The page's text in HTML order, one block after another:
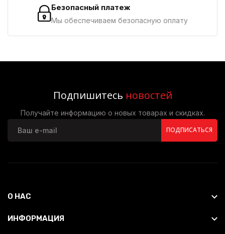
Безопасный платеж
Мы обеспечиваем безопасную оплату
Подпишитесь новостей
Получайте информацию о новых товарах и скидках.
ПОДПИСАТЬСЯ
О НАС
ИНФОРМАЦИЯ